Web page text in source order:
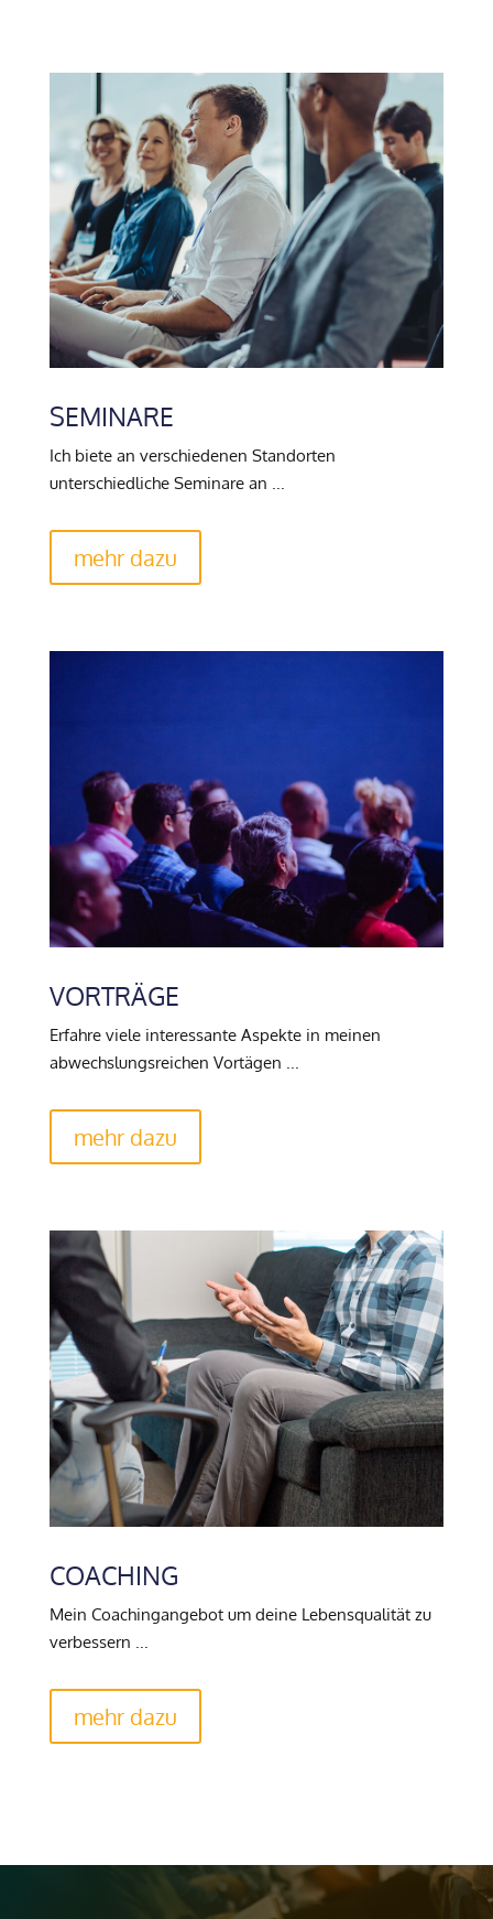
SEMINARE
Ich biete an verschiedenen Standorten
unterschiedliche Seminare an ...
mehr dazu
VORTRÄGE
Erfahre viele interessante Aspekte in meinen
abwechslungsreichen Vortägen ...
mehr dazu
COACHING
Mein Coachingangebot um deine Lebensqualität zu
verbessern ...
mehr dazu